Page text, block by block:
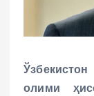
олими